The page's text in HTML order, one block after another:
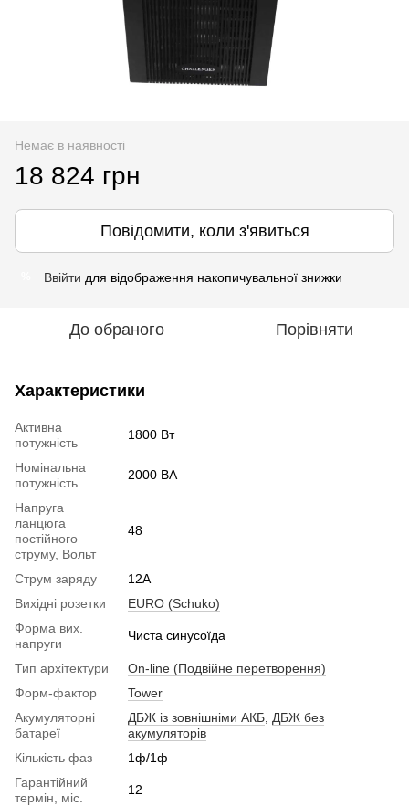
Немає в наявності
18 824 грн
Повідомити, коли з'явиться
Ввійти для відображення накопичувальної знижки
До обраного Порівняти
Характеристики
Активна
потужність
1800 Вт
Номінальна
потужність
2000 ВА
Напруга
ланцюга
постійного
струму, Вольт
48
Струм заряду
12А
Вихідні розетки
EURO (Schuko)
Форма вих.
напруги
Чиста синусоїда
Тип архітектури
On-line (Подвійне перетворення)
Форм-фактор
Tower
Акумуляторні
батареї
ДБЖ із зовнішніми АКБ ДБЖ без
акумуляторів
Кількість фаз
1ф/1ф
Гарантійний
термін, міс.
12